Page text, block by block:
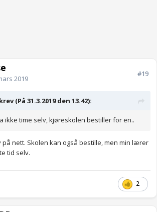
2019
#19
(På 31.3.2019 den 13.42):
ikke time selv, kjøreskolen bestiller for en..
på nett. Skolen kan også bestille, men min lærer
tid selv.
2